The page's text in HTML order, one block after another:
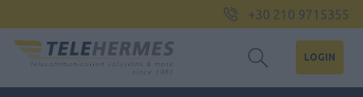
+30 210 9715355
LOGIN